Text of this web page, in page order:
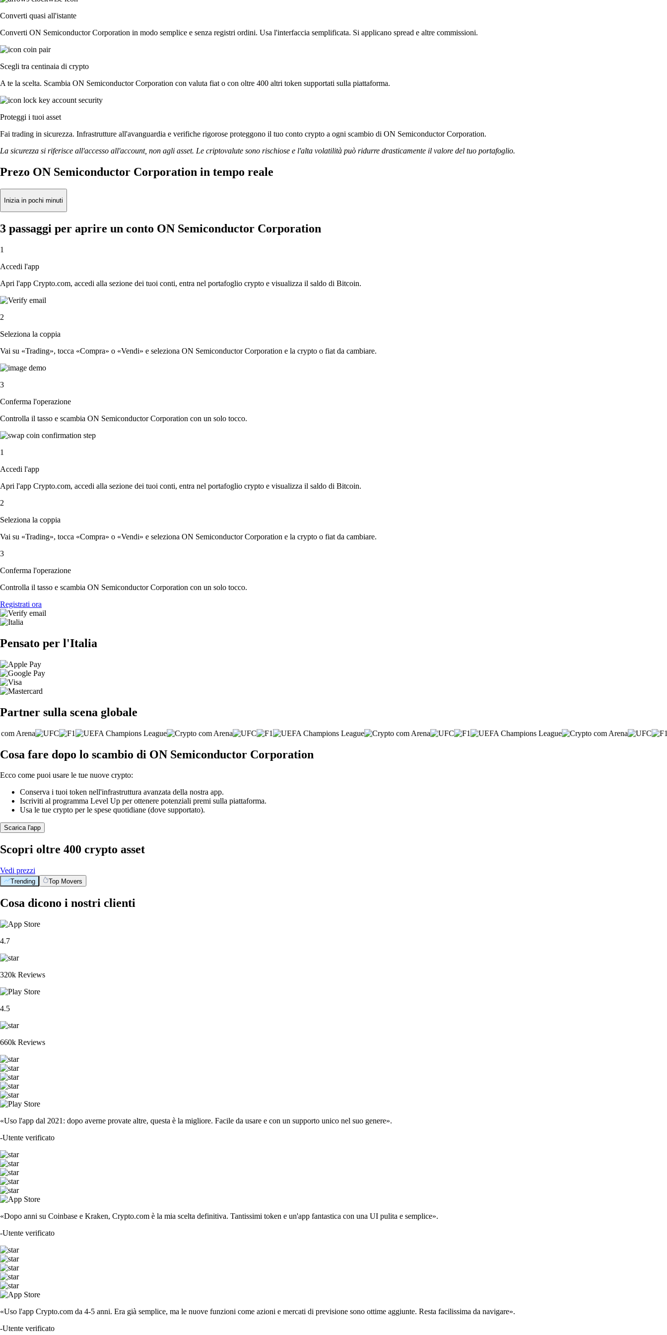
Converti quasi all'istante
Converti ON Semiconductor Corporation in modo semplice e senza registri ordini. Usa l'interfaccia semplificata. Si applicano spread e altre commissioni.
Scegli tra centinaia di crypto
A te la scelta. Scambia ON Semiconductor Corporation con valuta fiat o con oltre 400 altri token supportati sulla piattaforma.
Proteggi i tuoi asset
Fai trading in sicurezza. Infrastrutture all'avanguardia e verifiche rigorose proteggono il tuo conto crypto a ogni scambio di ON Semiconductor Corporation.
La sicurezza si riferisce all'accesso all'account, non agli asset. Le criptovalute sono rischiose e l'alta volatilità può ridurre drasticamente il valore del tuo portafoglio.
Prezo ON Semiconductor Corporation in tempo reale
Inizia in pochi minuti
3 passaggi per aprire un conto ON Semiconductor Corporation
1
Accedi l'app
Apri l'app Crypto.com, accedi alla sezione dei tuoi conti, entra nel portafoglio crypto e visualizza il saldo di Bitcoin.
2
Seleziona la coppia
Vai su «Trading», tocca «Compra» o «Vendi» e seleziona ON Semiconductor Corporation e la crypto o fiat da cambiare.
3
Conferma l'operazione
Controlla il tasso e scambia ON Semiconductor Corporation con un solo tocco.
1
Accedi l'app
Apri l'app Crypto.com, accedi alla sezione dei tuoi conti, entra nel portafoglio crypto e visualizza il saldo di Bitcoin.
2
Seleziona la coppia
Vai su «Trading», tocca «Compra» o «Vendi» e seleziona ON Semiconductor Corporation e la crypto o fiat da cambiare.
3
Conferma l'operazione
Controlla il tasso e scambia ON Semiconductor Corporation con un solo tocco.
Registrati ora
Pensato per l'Italia
Partner sulla scena globale
Cosa fare dopo lo scambio di ON Semiconductor Corporation
Ecco come puoi usare le tue nuove crypto:
Conserva i tuoi token nell'infrastruttura avanzata della nostra app.
Iscriviti al programma Level Up per ottenere potenziali premi sulla piattaforma.
Usa le tue crypto per le spese quotidiane (dove supportato).
Scarica l'app
Scopri oltre 400 crypto asset
Vedi prezzi
Trending Top Movers
Cosa dicono i nostri clienti
4.7
320k Reviews
4.5
660k Reviews
«Uso l'app dal 2021: dopo averne provate altre, questa è la migliore. Facile da usare e con un supporto unico nel suo genere».
-Utente verificato
«Dopo anni su Coinbase e Kraken, Crypto.com è la mia scelta definitiva. Tantissimi token e un'app fantastica con una UI pulita e semplice».
-Utente verificato
«Uso l'app Crypto.com da 4-5 anni. Era già semplice, ma le nuove funzioni come azioni e mercati di previsione sono ottime aggiunte. Resta facilissima da navigare».
-Utente verificato